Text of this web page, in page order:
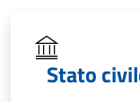
Stato